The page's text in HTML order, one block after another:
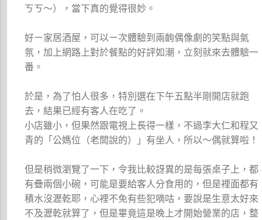
ㄎㄎ～），當下真的覺得很妙。
好ㄧ家居酒屋，可以ㄧ次體驗到兩齣偶像劇的笑點與氣
氛，加上網路上對於餐點的好評如潮，立刻就來去體驗一
番。
於是，為了怕人很多，特別選在下午五點半剛開店就跑
去，結果已經有客人在吃了。
小店雖小，但果然跟電視上長得一樣，不過李大仁和程又
青的「公媽位（老闆說的）」有坐人，所以～偶就算啦！
但是稍微瀏覽了一下，令我比較訝異的是每張桌子上，都
有疊兩個小碗，可能是要給客人分食用的，但是裡面都有
積水沒瀝乾耶，心裡不免有些犯嘀咕，要說是生意太好來
不及瀝乾就算了，但是畢竟這是晚上才開始營業的店，整